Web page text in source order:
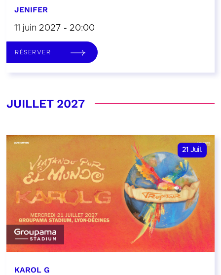
JENIFER
11 juin 2027 - 20:00
RÉSERVER
JUILLET 2027
21 Juil.
KAROL G